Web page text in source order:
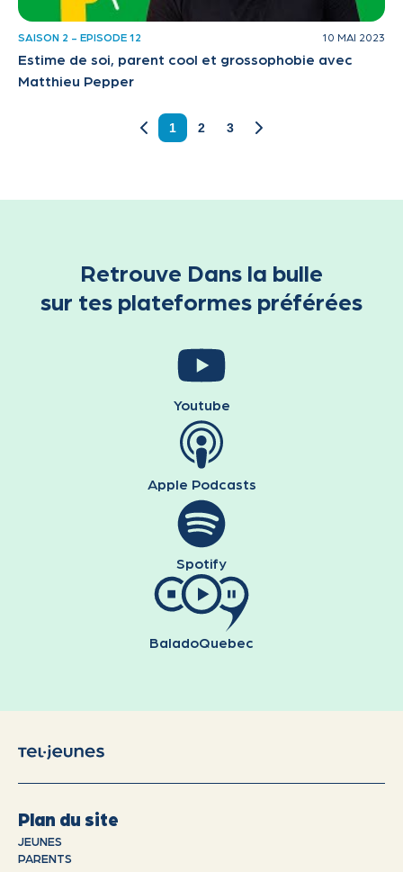
Retrouve Dans la bulle
sur tes plateformes préférées
Youtube
Apple Podcasts
Spotify
BaladoQuebec
Plan du site
JEUNES
PARENTS